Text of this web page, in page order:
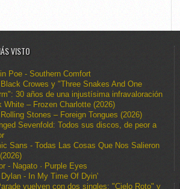
VISTO
Poe - Southern Comfort
Crowes y "Three Snakes And One
30 años de una injustísima infravaloración
White – Frozen Charlotte (2026)
Stones – Foreign Tongues (2026)
Sevenfold: Todos sus discos, de peor a
Sans - Todas Las Cosas Que Nos Salieron
- Nagato · Purple Eyes
Dylan - In My Time Of Dyin'
vuelven con dos singles: "Cielo Roto" y